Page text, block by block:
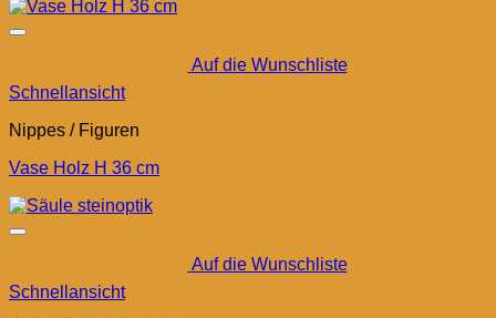
Auf die Wunschliste
Schnellansicht
Nippes / Figuren
Vase Holz H 36 cm
Auf die Wunschliste
Schnellansicht